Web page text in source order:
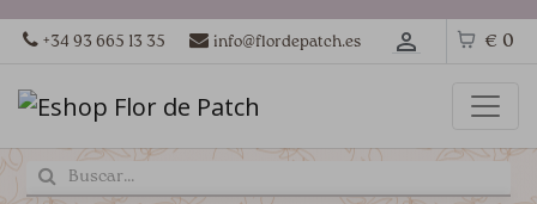
+34 93 665 13 35 info@flordepatch.es € 0